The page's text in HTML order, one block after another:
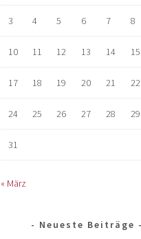
3 4 5 6 7 8
10 11 12 13 14 15
17 18 19 20 21 22
24 25 26 27 28 29
31
« März
Neueste Beiträge